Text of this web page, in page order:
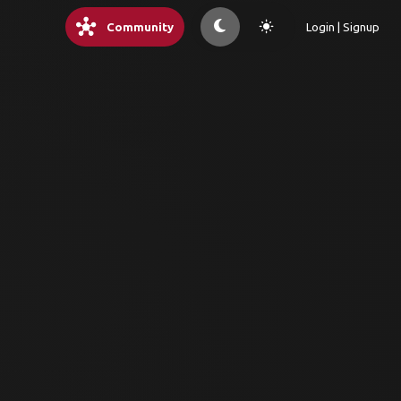
hub Community light_mode Login | Signup